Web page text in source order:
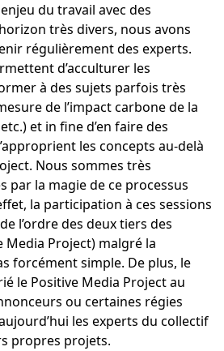
du travail avec des
très divers, nous avons
régulièrement des experts.
d’acculturer les
à des sujets parfois très
de l’impact carbone de la
et in fine d’en faire des
les concepts au-delà
Nous sommes très
par la magie de ce processus
la participation à ces sessions
l’ordre des deux tiers des
Media Project) malgré la
forcément simple. De plus, le
le Positive Media Project au
ou certaines régies
les experts du collectif
propres projets.